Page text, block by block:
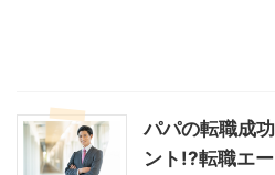
パパの転職成
ント!?転職エ